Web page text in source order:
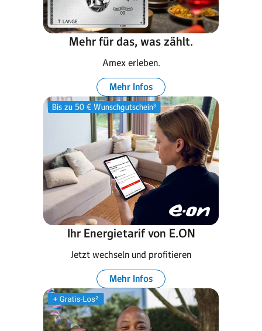
Mehr für das, was zählt.
Amex erleben.
Mehr Infos
Ihr Energietarif von E.ON
Jetzt wechseln und profitieren
Mehr Infos